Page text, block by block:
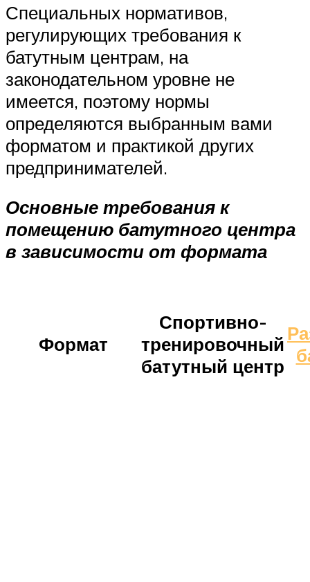
Специальных нормативов,
регулирующих требования к
батутным центрам, на
законодательном уровне не
имеется, поэтому нормы
определяются выбранным вами
форматом и практикой других
предпринимателей.
Основные требования к
помещению батутного центра
в зависимости от формата
Формат
Спортивно-
тренировочный
батутный центр